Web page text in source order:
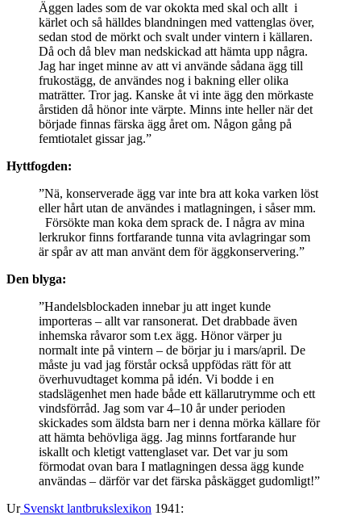
Äggen lades som de var okokta med skal och allt i
kärlet och så hälldes blandningen med vattenglas över,
sedan stod de mörkt och svalt under vintern i källaren.
Då och då blev man nedskickad att hämta upp några.
Jag har inget minne av att vi använde sådana ägg till
frukostägg, de användes nog i bakning eller olika
maträtter. Tror jag. Kanske åt vi inte ägg den mörkaste
årstiden då hönor inte värpte. Minns inte heller när det
började finnas färska ägg året om. Någon gång på
femtiotalet gissar jag.”
Hyttfogden:
”Nä, konserverade ägg var inte bra att koka varken löst
eller hårt utan de användes i matlagningen, i såser mm.
Försökte man koka dem sprack de. I några av mina
lerkrukor finns fortfarande tunna vita avlagringar som
är spår av att man använt dem för äggkonservering.”
Den blyga:
”Handelsblockaden innebar ju att inget kunde
importeras – allt var ransonerat. Det drabbade även
inhemska råvaror som t.ex ägg. Hönor värper ju
normalt inte på vintern – de börjar ju i mars/april. De
måste ju vad jag förstår också uppfödas rätt för att
överhuvudtaget komma på idén. Vi bodde i en
stadslägenhet men hade både ett källarutrymme och ett
vindsförråd. Jag som var 4–10 år under perioden
skickades som äldsta barn ner i denna mörka källare för
att hämta behövliga ägg. Jag minns fortfarande hur
iskallt och kletigt vattenglaset var. Det var ju som
förmodat ovan bara I matlagningen dessa ägg kunde
användas – därför var det färska påskägget gudomligt!”
UrSvenskt lantbrukslexikon 1941: